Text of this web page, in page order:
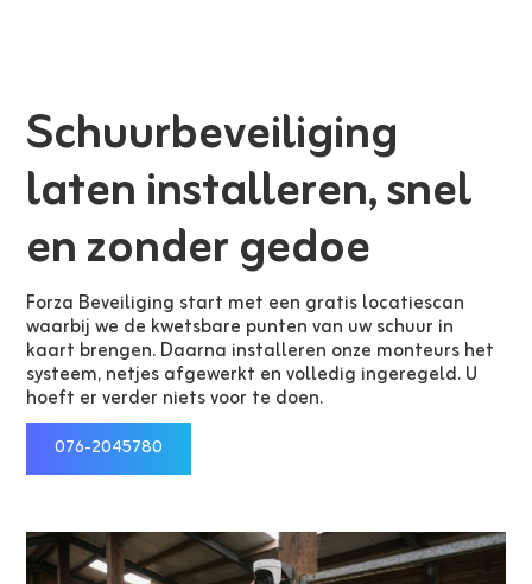
Schuurbeveiliging
laten installeren, snel
en zonder gedoe
Forza Beveiliging start met een gratis locatiescan
waarbij we de kwetsbare punten van uw schuur in
kaart brengen. Daarna installeren onze monteurs het
systeem, netjes afgewerkt en volledig ingeregeld. U
hoeft er verder niets voor te doen.
076-2045780